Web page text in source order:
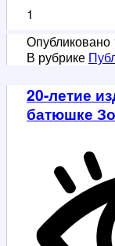
не
дано
слово
наше
1
Опубликовано
В рубрике
20-летие
батюшке